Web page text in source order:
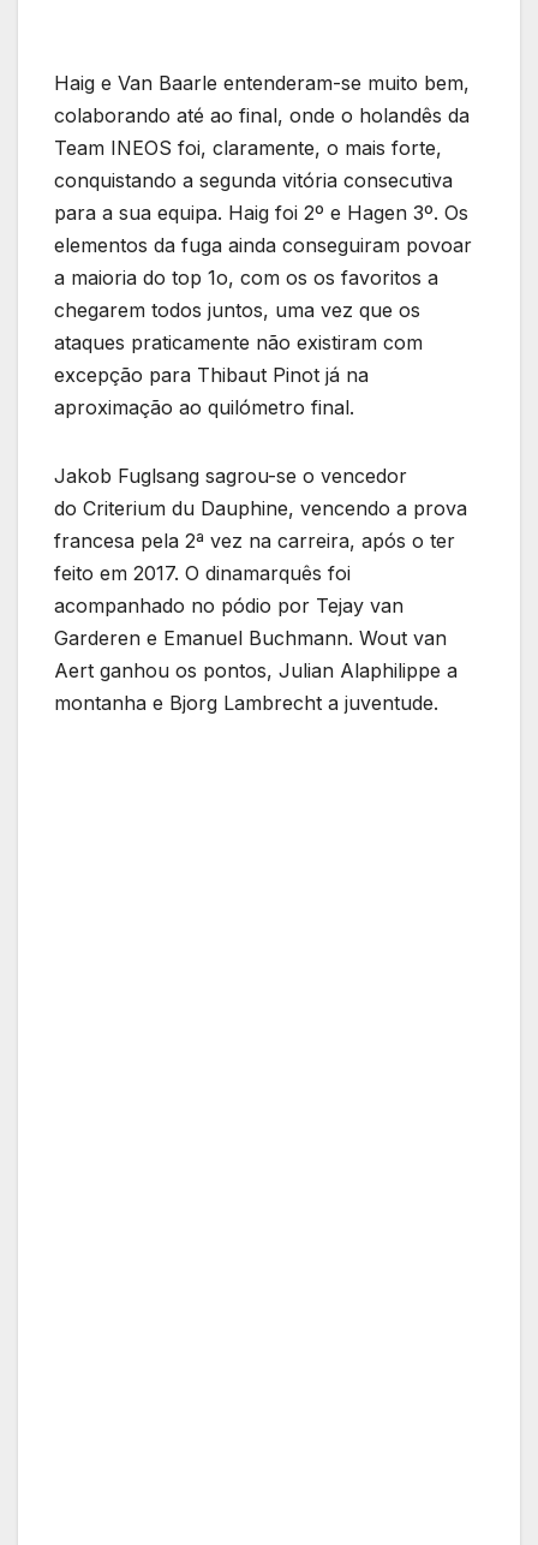
Haig e Van Baarle entenderam-se muito bem,
colaborando até ao final, onde o holandês da
Team INEOS foi, claramente, o mais forte,
conquistando a segunda vitória consecutiva
para a sua equipa. Haig foi 2º e Hagen 3º. Os
elementos da fuga ainda conseguiram povoar
a maioria do top 1o, com os os favoritos a
chegarem todos juntos, uma vez que os
ataques praticamente não existiram com
excepção para Thibaut Pinot já na
aproximação ao quilómetro final.
Jakob Fuglsang sagrou-se o vencedor
do Criterium du Dauphine, vencendo a prova
francesa pela 2ª vez na carreira, após o ter
feito em 2017. O dinamarquês foi
acompanhado no pódio por Tejay van
Garderen e Emanuel Buchmann. Wout van
Aert ganhou os pontos, Julian Alaphilippe a
montanha e Bjorg Lambrecht a juventude.